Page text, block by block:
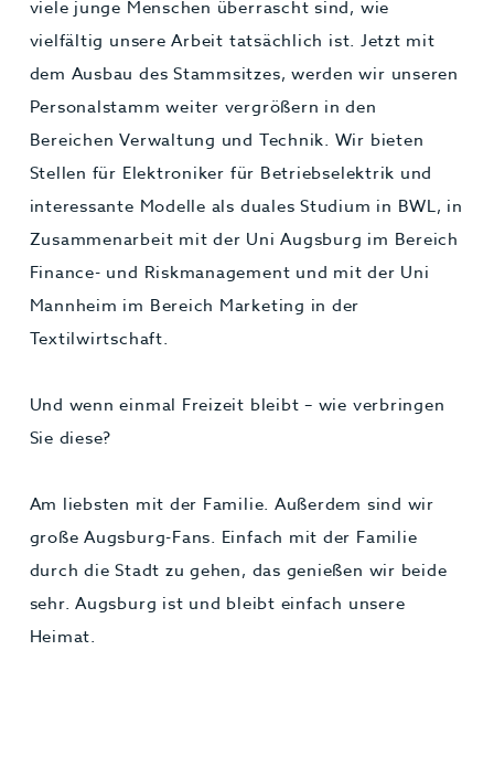
viele junge Menschen überrascht sind, wie
vielfältig unsere Arbeit tatsächlich ist. Jetzt mit
dem Ausbau des Stammsitzes, werden wir unseren
Personalstamm weiter vergrößern in den
Bereichen Verwaltung und Technik. Wir bieten
Stellen für Elektroniker für Betriebselektrik und
interessante Modelle als duales Studium in BWL, in
Zusammenarbeit mit der Uni Augsburg im Bereich
Finance- und Riskmanagement und mit der Uni
Mannheim im Bereich Marketing in der
Textilwirtschaft.
Und wenn einmal Freizeit bleibt – wie verbringen
Sie diese?
Am liebsten mit der Familie. Außerdem sind wir
große Augsburg-Fans. Einfach mit der Familie
durch die Stadt zu gehen, das genießen wir beide
sehr. Augsburg ist und bleibt einfach unsere
Heimat.